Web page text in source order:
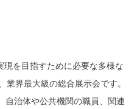
現を目指すために必要な多様な
業界最大級の総合展示会です。
自治体や公共機関の職員、関連